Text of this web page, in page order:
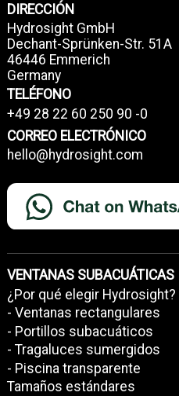
DIRECCIÓN
Hydrosight GmbH
Dechant-Sprünken-Str. 51A
46446 Emmerich
Germany
TELÉFONO
+49 28 22 60 250 90 -0
CORREO ELECTRÓNICO
hello@hydrosight.com
VENTANAS SUBACUÁTICAS
¿Por qué elegir Hydrosight?
- Ventanas rectangulares
- Portillos subacuáticos
- Tragaluces sumergidos
- Piscina transparente
Tamaños estándares